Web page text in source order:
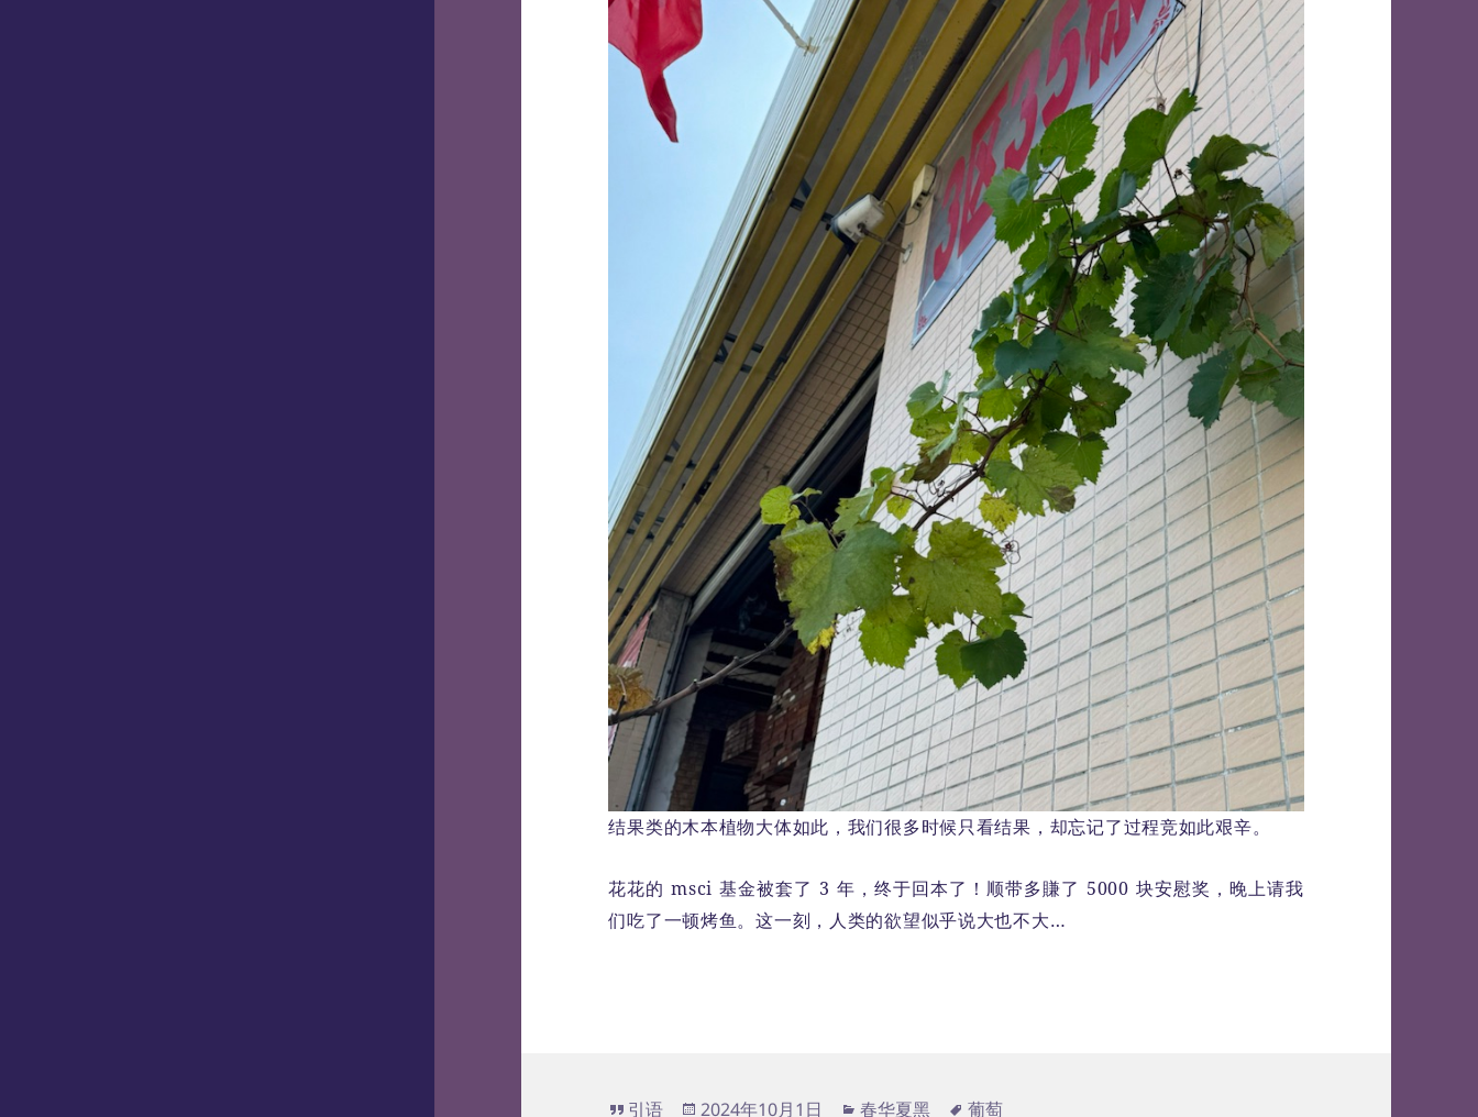
结果类的木本植物大体如此，我们很多时候只看结果，却忘记了过程竞如此艰辛。
花花的 msci 基金被套了 3 年，终于回本了！顺带多賺了 5000 块安慰奖，晚上请我
们吃了一顿烤鱼。这一刻，人类的欲望似乎说大也不大…
格
引语 发
2024年10月1日 分
春华夏黑 标
葡萄